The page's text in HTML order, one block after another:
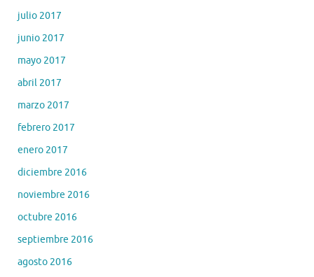
julio 2017
junio 2017
mayo 2017
abril 2017
marzo 2017
febrero 2017
enero 2017
diciembre 2016
noviembre 2016
octubre 2016
septiembre 2016
agosto 2016